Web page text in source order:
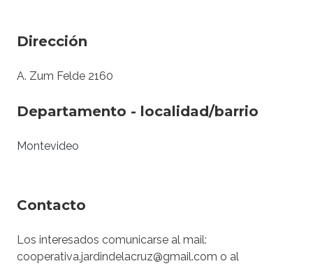
Dirección
A. Zum Felde 2160
Departamento - localidad/barrio
Montevideo
Contacto
Los interesados comunicarse al mail:
cooperativa.jardindelacruz@gmail.com o al